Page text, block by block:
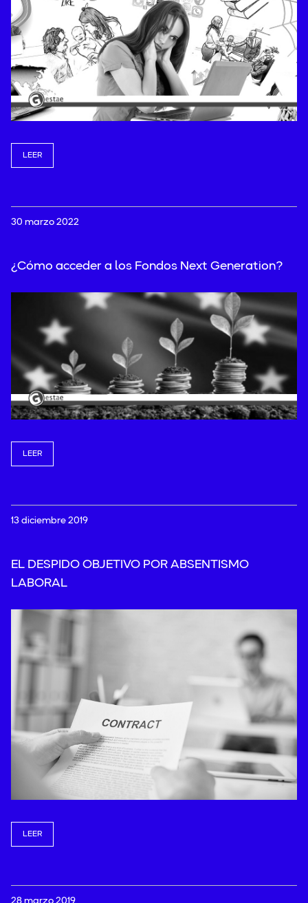
LEER
30 marzo 2022
¿Cómo acceder a los Fondos Next Generation?
LEER
13 diciembre 2019
EL DESPIDO OBJETIVO POR ABSENTISMO
LABORAL
LEER
28 marzo 2019